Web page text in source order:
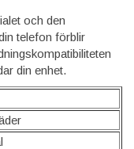
och den
telefon förblir
din enhet.